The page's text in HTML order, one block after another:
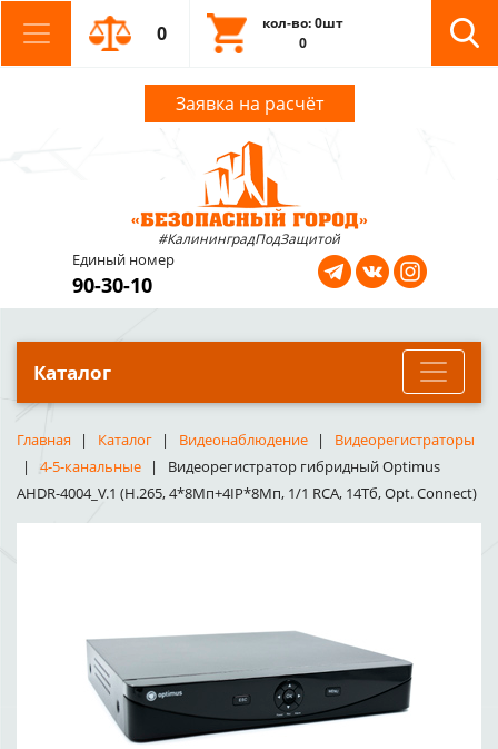
0
кол-во: 0шт
0
Заявка на расчёт
#КалининградПодЗащитой
Единый номер
90-30-10
Каталог
Главная Каталог Видеонаблюдение
Видеорегистраторы
4-5-канальные
Видеорегистратор гибридный Optimus
AHDR-4004_V.1 (H.265, 4*8Мп+4IP*8Мп, 1/1 RCA, 14Тб, Opt. Connect)